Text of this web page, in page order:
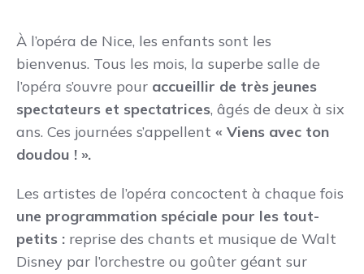
À l’opéra de Nice, les enfants sont les
bienvenus. Tous les mois, la superbe salle de
l’opéra s’ouvre pour accueillir de très jeunes
spectateurs et spectatrices, âgés de deux à six
ans. Ces journées s’appellent « Viens avec ton
doudou ! ».
Les artistes de l’opéra concoctent à chaque fois
une programmation spéciale pour les tout-
petits : reprise des chants et musique de Walt
Disney par l’orchestre ou goûter géant sur